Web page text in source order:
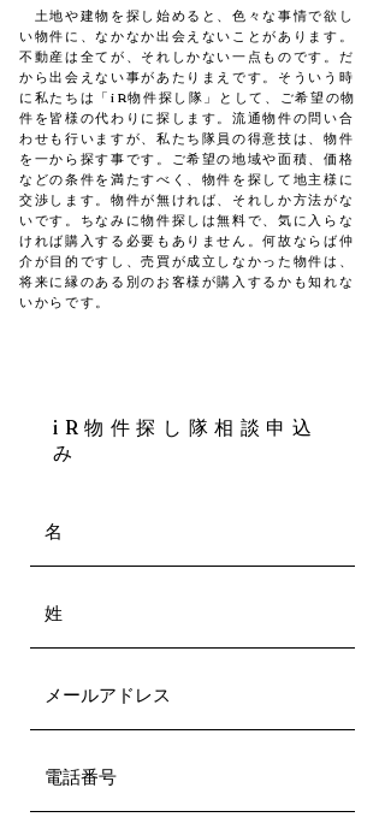
土地や建物を探し始めると、色々な事情で欲し
い物件に、なかなか出会えないことがあります。
不動産は全てが、それしかない一点ものです。だ
から出会えない事があたりまえです。そういう時
に私たちは「iR物件探し隊」として、ご希望の物
件を皆様の代わりに探します。流通物件の問い合
わせも行いますが、私たち隊員の得意技は、物件
を一から探す事です。ご希望の地域や面積、価格
などの条件を満たすべく、物件を探して地主様に
交渉します。​物件が無ければ、それしか方法がな
いです。ちなみに物件探しは無料で、気に入らな
ければ購入する必要もありません。何故ならば仲
介が目的ですし、売買が成立しなかった物件は、
将来に縁のある別のお客様が購入するかも知れな
いからです。
iR物件探し隊相 談申込
み